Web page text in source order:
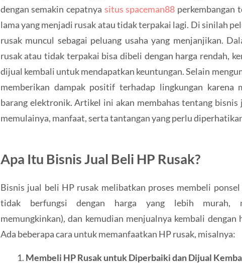
dengan semakin cepatnya situs spaceman88 perkembangan
lama yang menjadi rusak atau tidak terpakai lagi. Di sinilah
rusak muncul sebagai peluang usaha yang menjanjikan.
rusak atau tidak terpakai bisa dibeli dengan harga rendah,
dijual kembali untuk mendapatkan keuntungan. Selain
memberikan dampak positif terhadap lingkungan karena
barang elektronik. Artikel ini akan membahas tentang bisnis
memulainya, manfaat, serta tantangan yang perlu
Apa Itu Bisnis Jual Beli HP Rusak?
Bisnis jual beli HP rusak melibatkan proses membeli
tidak berfungsi dengan harga yang lebih murah,
memungkinkan), dan kemudian menjualnya kembali dengan
Ada beberapa cara untuk memanfaatkan HP rusak, misalnya:
Membeli HP Rusak untuk Diperbaiki dan Dijual